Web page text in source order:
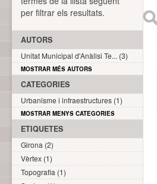
per filtrar els resultats.
AUTORS
Unitat Municipal d'Anàlisi Te... (3)
MOSTRAR MÉS AUTORS
CATEGORIES
Urbanisme i infraestructures (1)
MOSTRAR MENYS CATEGORIES
ETIQUETES
Girona (2)
Vèrtex (1)
Topografia (1)